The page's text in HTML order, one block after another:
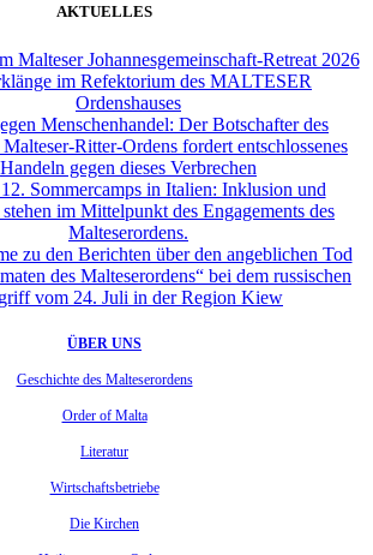
AKTUELLES
Malteser Johannesgemeinschaft-Retreat 2026
im Refektorium des MALTESER
Ordenshauses
Menschenhandel: Der Botschafter des
Ritter-Ordens fordert entschlossenes
Handeln gegen dieses Verbrechen
12. Sommercamps in Italien: Inklusion und
im Mittelpunkt des Engagements des
Malteserordens.
zu den Berichten über den angeblichen Tod
des Malteserordens“ bei dem russischen
vom 24. Juli in der Region Kiew
ÜBER UNS
Geschichte des Malteserordens
Order of Malta
Literatur
Wirtschaftsbetriebe
Die Kirchen